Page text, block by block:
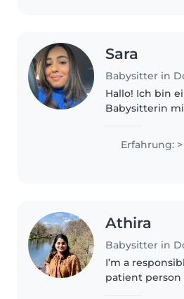
Sara
Babysitter in
Hallo! Ich bin
Babysitterin
derzeit mein
ab. Ich bin
Erfahrung:
Athira
Babysitter in
I’m a
patient